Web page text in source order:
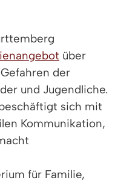
über
der
und Jugendliche.
sich mit
Kommunikation,
für Familie,